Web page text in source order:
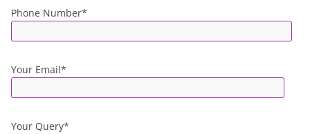
Phone Number*
Your Email*
Your Query*